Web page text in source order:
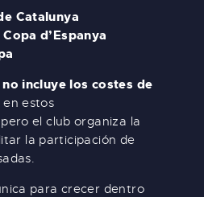
Catalunya
d’Espanya
no incluye los costes de
en estos
el club organiza la
la participación de
para crecer dentro